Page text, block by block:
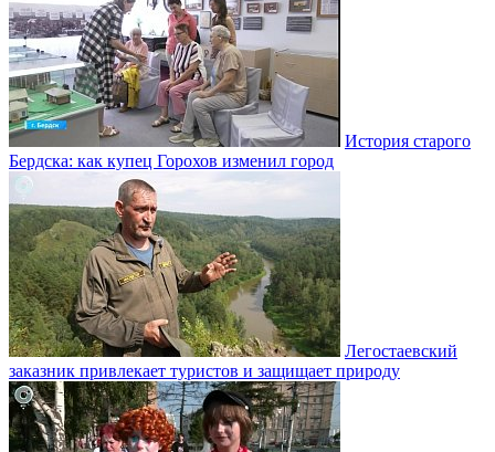
История старого
Бердска: как купец Горохов изменил город
Легостаевский
заказник привлекает туристов и защищает природу